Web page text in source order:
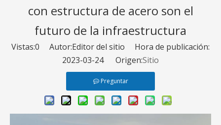
con estructura de acero son el
futuro de la infraestructura
Vistas:0 Autor:Editor del sitio Hora de publicación:
2023-03-24 Origen:Sitio
Preguntar